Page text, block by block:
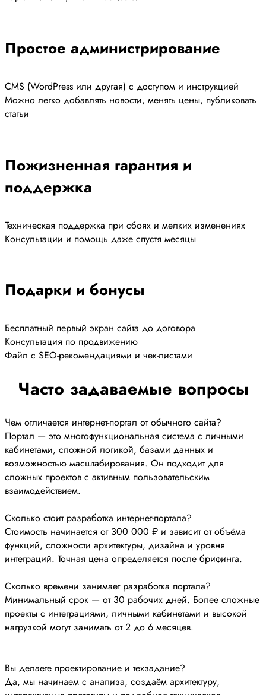
Простое администрирование
CMS (WordPress или другая) с доступом и инструкцией
Можно легко добавлять новости, менять цены, публиковать
статьи
Пожизненная гарантия и
поддержка
Техническая поддержка при сбоях и мелких изменениях
Консультации и помощь даже спустя месяцы
Подарки и бонусы
Бесплатный первый экран сайта до договора
Консультация по продвижению
Файл с SEO-рекомендациями и чек-листами
Часто задаваемые вопросы
Чем отличается интернет-портал от обычного сайта?
Портал — это многофункциональная система с личными
кабинетами, сложной логикой, базами данных и
возможностью масштабирования. Он подходит для
сложных проектов с активным пользовательским
взаимодействием.
Сколько стоит разработка интернет-портала?
Стоимость начинается от 300 000 ₽ и зависит от объёма
функций, сложности архитектуры, дизайна и уровня
интеграций. Точная цена определяется после брифинга.
Сколько времени занимает разработка портала?
Минимальный срок — от 30 рабочих дней. Более сложные
проекты с интеграциями, личными кабинетами и высокой
нагрузкой могут занимать от 2 до 6 месяцев.
Вы делаете проектирование и техзадание?
Да, мы начинаем с анализа, создаём архитектуру,